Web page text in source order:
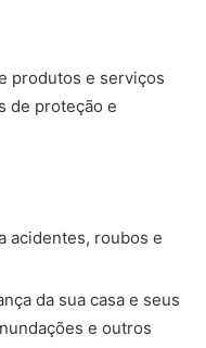
produtos e serviços
de proteção e
acidentes, roubos e
da sua casa e seus
e outros